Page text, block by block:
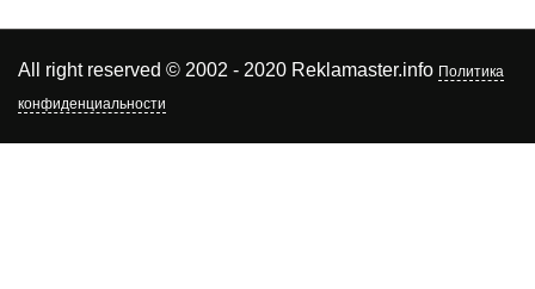
All right reserved © 2002 - 2020 Reklamaster.info Политика
конфиденциальности